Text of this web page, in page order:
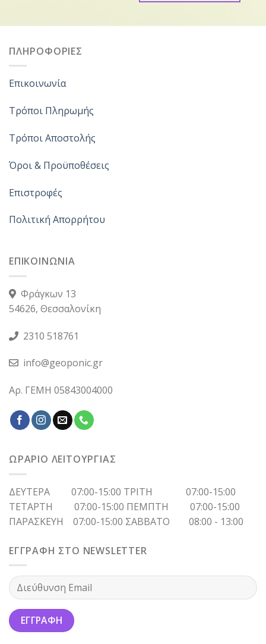
ΠΛΗΡΟΦΟΡΙΕΣ
Επικοινωνία
Τρόποι Πληρωμής
Τρόποι Αποστολής
Όροι & Προϋποθέσεις
Επιστροφές
Πολιτική Απορρήτου
ΕΠΙΚΟΙΝΩΝΙΑ
Φράγκων 13
54626, Θεσσαλονίκη
2310 518761
info@geoponic.gr
Αρ. ΓΕΜΗ 05843004000
ΩΡΑΡΙΟ ΛΕΙΤΟΥΡΓΙΑΣ
ΔΕΥΤΕΡΑ 07:00-15:00 ΤΡΙΤΗ 07:00-15:00
ΤΕΤΑΡΤΗ 07:00-15:00 ΠΕΜΠΤΗ 07:00-15:00
ΠΑΡΑΣΚΕΥΗ 07:00-15:00 ΣΑΒΒΑΤΟ 08:00 - 13:00
ΕΓΓΡΑΦΗ ΣΤΟ NEWSLETTER